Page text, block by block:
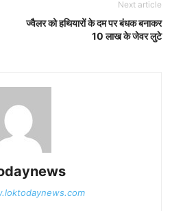
Next article
ज्वैलर को हथियारों के दम पर बंधक बनाकर
10 लाख के जेवर लुटे